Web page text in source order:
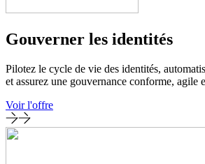
Gouverner les identités
Pilotez le cycle de vie des identités,
et assurez une gouvernance conforme, agile
Voir l'offre